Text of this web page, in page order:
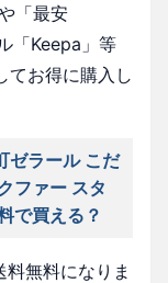
「最安
「Keepa」等
てお得に購入し
ゼラール こだ
ファー スタ
で買える？
無料になりま